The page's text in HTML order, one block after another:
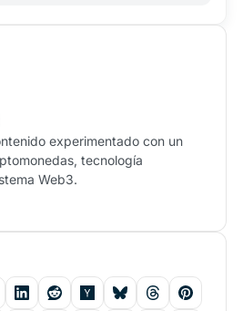
experimentado con un
tecnología
Web3.